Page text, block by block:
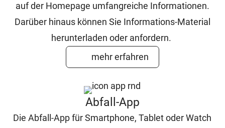
auf der Homepage umfangreiche Informationen.
Darüber hinaus können Sie Informations-Material
herunterladen oder anfordern.
mehr erfahren
Abfall-App
Die Abfall-App für Smartphone, Tablet oder Watch